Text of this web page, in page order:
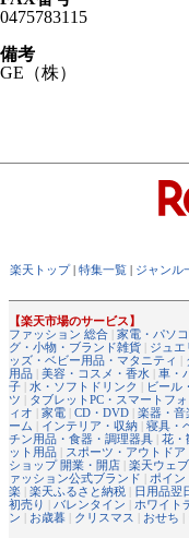
0475783115
備考
GE（株）
楽天トップ| 特集一覧 | ジャンル
【楽天市場のサービス】
ファッション 総合 | 家電・パソ
グ・小物・ブランド雑貨 | ジュエ
ッズ・ベビー用品・マタニティ |
用品 | 美容・コスメ・香水 | 車・
子 | 水・ソフトドリンク | ビール
ツ | タブレットPC・スマートフォ
ィオ | 家電 | CD・DVD | 楽器・音
ーム | インテリア・収納 | 寝具・
チン用品・食器・調理器具 | 花・
ット用品 | スポーツ・アウトドア
ショップ 開業・開店 | 楽天ウェ
ァッション公式ブランド | ポイン
楽 | 楽天ふるさと納税 | 日用品翌
初売り | バレンタイン | ホワイト
ン | お歳暮 | クリスマス | おせち |